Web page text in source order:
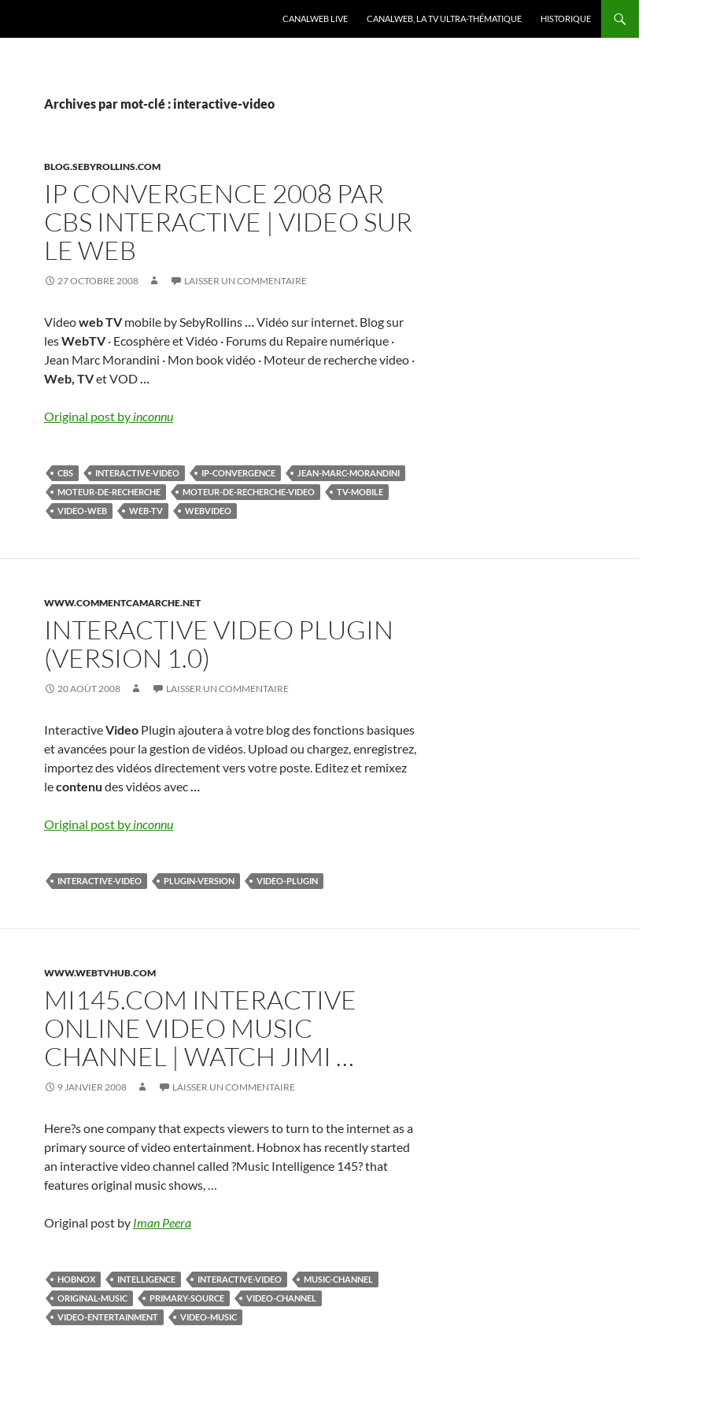
CANALWEB LIVE CANALWEB, LA TV ULTRA-THÉMATIQUE HISTORIQUE
Archives par mot-clé : interactive-video
BLOG.SEBYROLLINS.COM
IP CONVERGENCE 2008 PAR
CBS INTERACTIVE | VIDEO SUR
LE WEB
27 OCTOBRE 2008 LAISSER UN COMMENTAIRE
Videoweb TVmobile by SebyRollins…Vidéo sur internet. Blog sur
lesWebTV· Ecosphère et Vidéo · Forums du Repaire numérique ·
Jean Marc Morandini · Mon book vidéo · Moteur de recherche video ·
Web, TVet VOD…
Original post by inconnu
CBS INTERACTIVE-VIDEO IP-CONVERGENCE
JEAN-MARC-MORANDINI
MOTEUR-DE-RECHERCHE
MOTEUR-DE-RECHERCHE-VIDEO
TV-MOBILE
VIDEO-WEB
WEB-TV WEBVIDEO
WWW.COMMENTCAMARCHE.NET
INTERACTIVE VIDEO PLUGIN
(VERSION 1.0)
20 AOÛT 2008 LAISSER UN COMMENTAIRE
InteractiveVideo Plugin ajoutera à votre blog des fonctions basiques
et avancées pour la gestion de vidéos. Upload ou chargez, enregistrez,
importez des vidéos directement vers votre poste. Editez et remixez
lecontenu des vidéos avec…
Original post by inconnu
INTERACTIVE-VIDEO PLUGIN-VERSION VIDEO-PLUGIN
WWW.WEBTVHUB.COM
MI145.COM INTERACTIVE
ONLINE VIDEO MUSIC
CHANNEL | WATCH JIMI …
9 JANVIER 2008 LAISSER UN COMMENTAIRE
Here?s one company that expects viewers to turn to the internet as a
primary source of video entertainment. Hobnox has recently started
an interactive video channel called ?Music Intelligence 145? that
features original music shows, …
Original post by Iman Peera
HOBNOX INTELLIGENCE INTERACTIVE-VIDEO
MUSIC-CHANNEL
ORIGINAL-MUSIC
PRIMARY-SOURCE
VIDEO-CHANNEL
VIDEO-ENTERTAINMENT
VIDEO-MUSIC